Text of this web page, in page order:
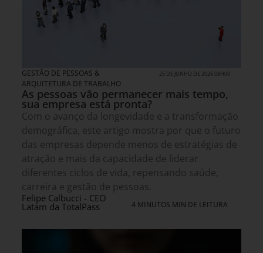
GESTÃO DE PESSOAS &
ARQUITETURA DE TRABALHO
25 DE JUNHO DE 2026 08H00
As pessoas vão permanecer mais tempo,
sua empresa está pronta?
Com o avanço da longevidade e a transformação
demográfica, este artigo mostra por que o futuro
das empresas depende menos de estratégias de
atração e mais da capacidade de liderar
diferentes ciclos de vida, repensando saúde,
carreira e gestão de pessoas.
Felipe Calbucci - CEO
Latam da TotalPass 4 MINUTOS MIN DE LEITURA